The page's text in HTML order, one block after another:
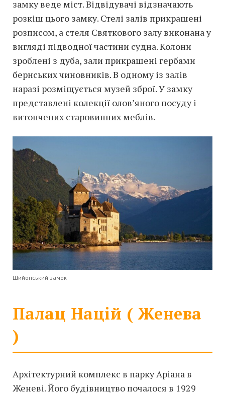
замку веде міст. Відвідувачі відзначають
розкіш цього замку. Стелі залів прикрашені
розписом, а стеля Святкового залу виконана у
вигляді підводної частини судна. Колони
зроблені з дуба, зали прикрашені гербами
бернських чиновників. В одному із залів
наразі розміщується музей зброї. У замку
представлені колекції олов’яного посуду і
витончених старовинних меблів.
Шийонський замок
Палац Націй ( Женева
)
Архітектурний комплекс в парку Аріана в
Женеві. Його будівництво почалося в 1929